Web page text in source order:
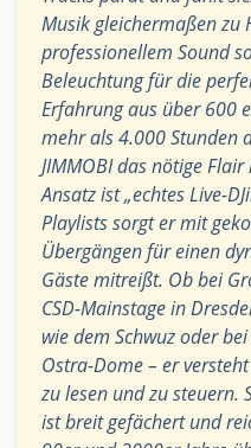
Musik gleichermaßen zu
professionellem Sound
Beleuchtung für die
Erfahrung aus über 600
mehr als 4.000 Stunden
JIMMOBI das nötige
Ansatz ist „echtes Live-
Playlists sorgt er mit
Übergängen für einen
Gäste mitreißt. Ob bei
CSD-Mainstage in
wie dem Schwuz oder
Ostra-Dome – er
zu lesen und zu steuern.
ist breit gefächert und